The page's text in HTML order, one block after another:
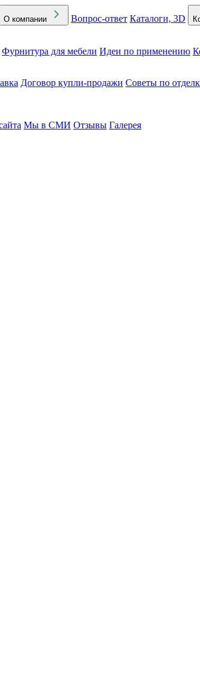
О компании Вопрос-ответ Каталоги, 3D
Фурнитура для мебели Идеи по применению
Договор купли-продажи Советы по
Мы в СМИ Отзывы Галерея